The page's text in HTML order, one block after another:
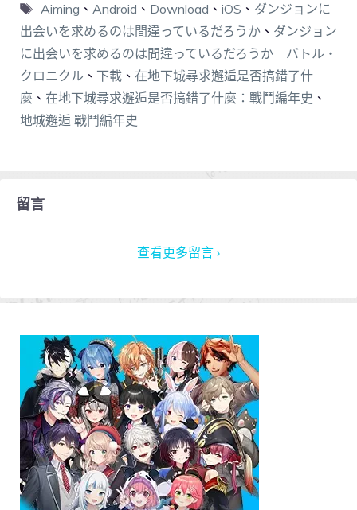
Aiming 、 Android 、 Download 、 iOS 、 ダンジョンに
出会いを求めるのは間違っているだろうか 、 ダンジョン
に出会いを求めるのは間違っているだろうか バトル・
クロニクル 、 下載 、 在地下城尋求邂逅是否搞錯了什
麼 、 在地下城尋求邂逅是否搞錯了什麼：戰鬥編年史 、
地城邂逅 戰鬥編年史
留言
查看更多留言 ›